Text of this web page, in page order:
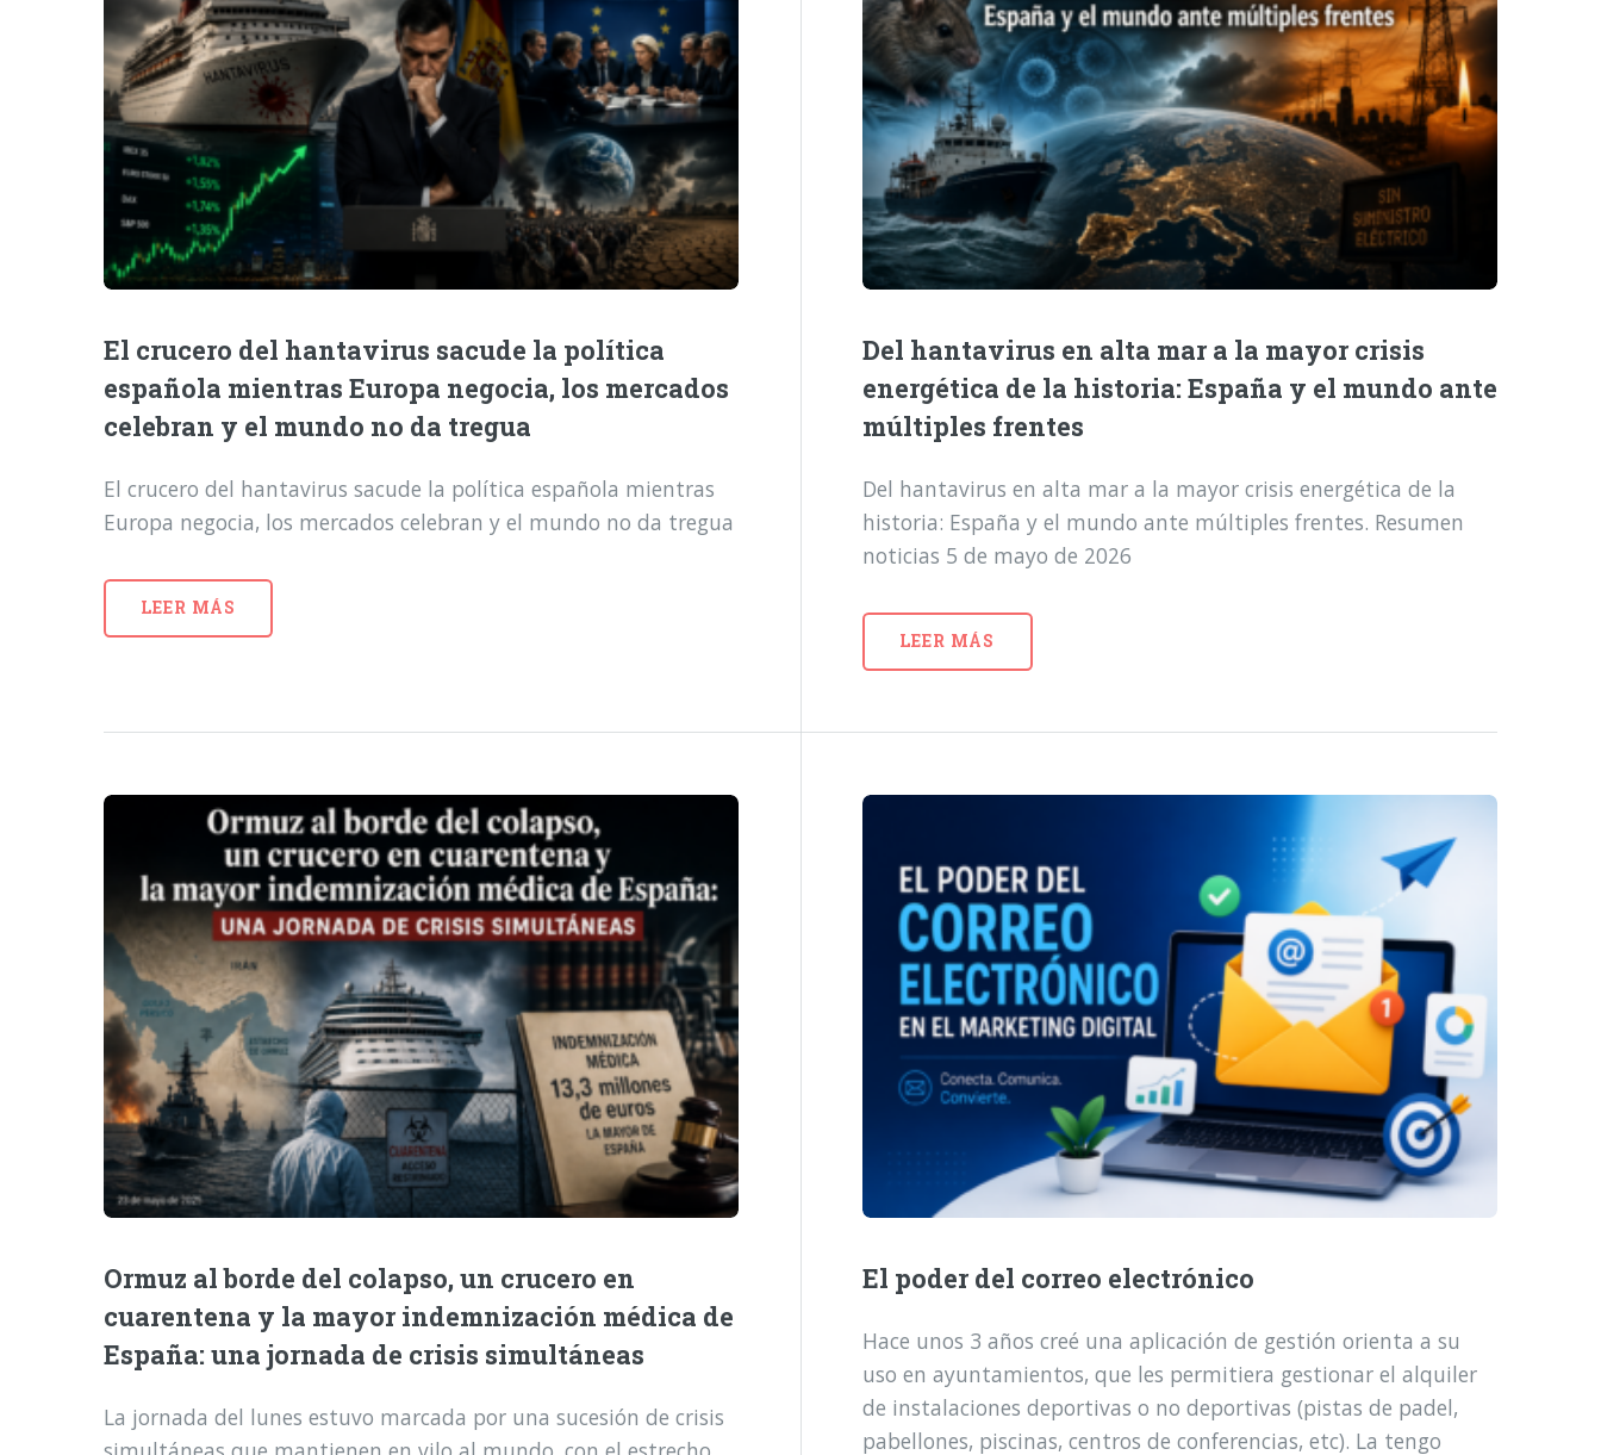
El crucero del hantavirus sacude la política
española mientras Europa negocia, los mercados
celebran y el mundo no da tregua
El crucero del hantavirus sacude la política española mientras
Europa negocia, los mercados celebran y el mundo no da tregua
LEER MÁS
Del hantavirus en alta mar a la mayor crisis
energética de la historia: España y el mundo ante
múltiples frentes
Del hantavirus en alta mar a la mayor crisis energética de la
historia: España y el mundo ante múltiples frentes. Resumen
noticias 5 de mayo de 2026
LEER MÁS
Ormuz al borde del colapso, un crucero en
cuarentena y la mayor indemnización médica de
España: una jornada de crisis simultáneas
La jornada del lunes estuvo marcada por una sucesión de crisis
El poder del correo electrónico
Hace unos 3 años creé una aplicación de gestión orienta a su
uso en ayuntamientos, que les permitiera gestionar el alquiler
de instalaciones deportivas o no deportivas (pistas de padel,
pabellones, piscinas, centros de conferencias, etc). La tengo